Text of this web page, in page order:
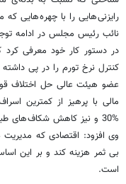
رایزنی هایی را با چهره هایی
نائب رئیس مجلس در ادامه
در دستور کار خود معرفی کرد
کنترل نرخ تورم را در پی
عضو هیئت عالی حل اختلاف
مالی با پرهیز از کمترین
%30 و نیز کاهش شکاف های طبقاتی را از برنامه های خود عنوان کرد.
وی افزود: اقتصادی که
بی ثمر هزینه کند و بر این
است.